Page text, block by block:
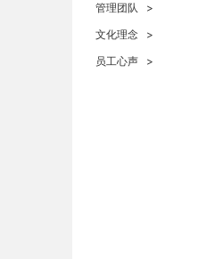
管理团队 >
文化理念 >
员工心声 >